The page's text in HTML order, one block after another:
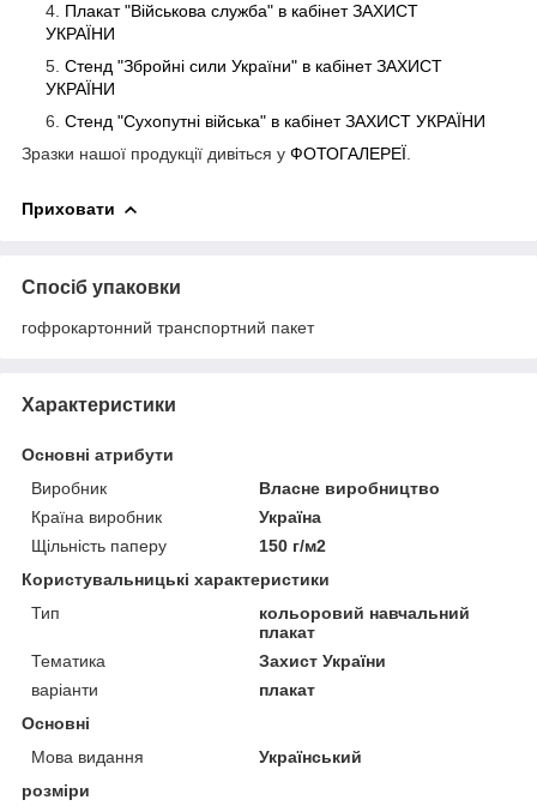
Плакат "Військова служба" в кабінет ЗАХИСТ
УКРАЇНИ
Стенд "Збройні сили України" в кабінет ЗАХИСТ
УКРАЇНИ
Стенд "Сухопутні війська" в кабінет ЗАХИСТ УКРАЇНИ
Зразки нашої продукції дивіться у ФОТОГАЛЕРЕЇ
Приховати
Спосіб упаковки
гофрокартонний транспортний пакет
Характеристики
Основні атрибути
Виробник
Власне виробництво
Країна виробник
Україна
Щільність паперу
150 г/м2
Користувальницькі характеристики
Тип
кольоровий навчальний
плакат
Тематика
Захист України
варіанти
плакат
Основні
Мова видання
Український
розміри